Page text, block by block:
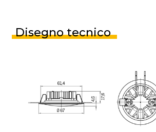
Disegno tecnico